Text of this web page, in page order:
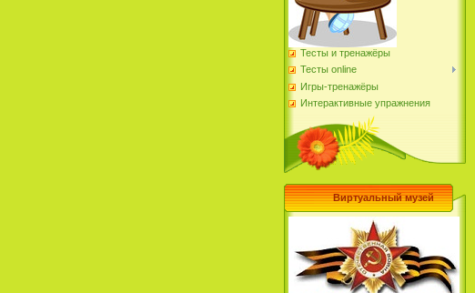
Тесты и тренажёры
Тесты online
Игры-тренажёры
Интерактивные упражнения
Виртуальный музей